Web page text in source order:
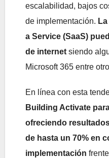
escalabilidad, bajos
de implementación.
a Service (SaaS)
de internet siendo
Microsoft 365 entre
En línea con esta
Building Activate
ofreciendo
de hasta un 70% en
implementación